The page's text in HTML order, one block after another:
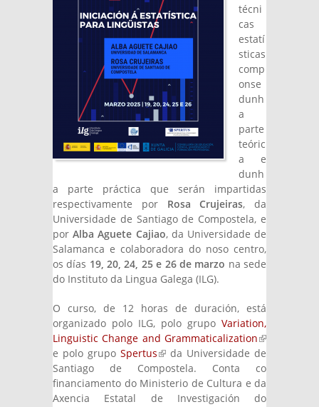
técni
cas
estatí
sticas
comp
onse
dunh
a
parte
teóric
a e
dunh
a parte práctica que serán impartidas
respectivamente por Rosa Crujeiras, da
Universidade de Santiago de Compostela, e
porAlba Aguete Cajiao, da Universidade de
Salamanca e colaboradora do noso centro,
os días 19, 20, 24, 25 e 26 de marzo na sede
do Instituto da Lingua Galega (ILG).
O curso, de 12 horas de duración, está
organizado polo ILG, polo grupo Variation,
Linguistic Change and Grammaticalization(link is
external)
e polo grupo Spertus(link is external)
da Universidade de
Santiago de Compostela. Conta co
financiamento do Ministerio de Cultura e da
Axencia Estatal de Investigación do